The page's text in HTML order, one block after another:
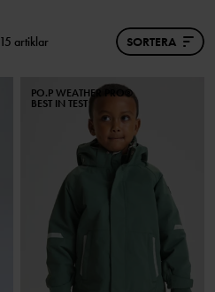
15 artiklar SORTERA
PO.P WEATHER PRO®
BEST IN TEST